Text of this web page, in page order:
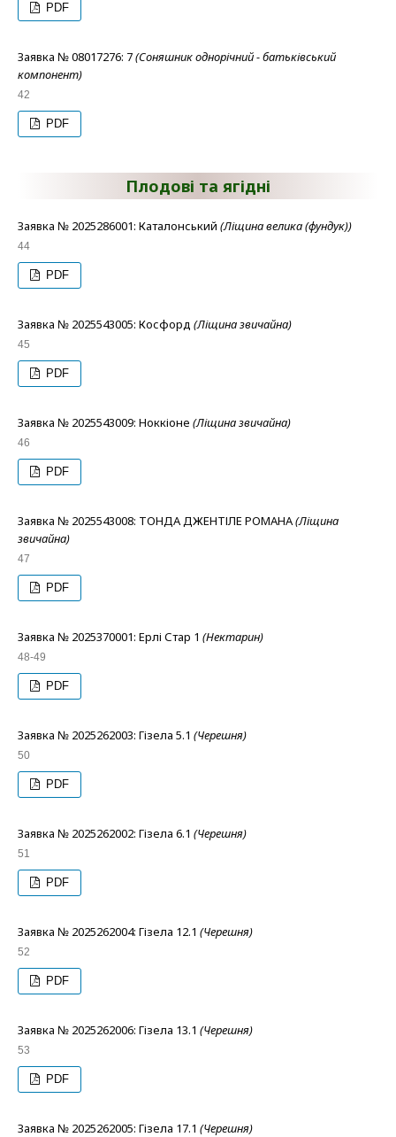
PDF
Заявка № 08017276: 7(Соняшник однорічний - батьківський
компонент)
42
PDF
Плодові та ягідні
Заявка № 2025286001: Каталонський (Ліщина велика (фундук))
44
PDF
Заявка № 2025543005: Косфорд (Ліщина звичайна)
45
PDF
Заявка № 2025543009: Ноккіоне (Ліщина звичайна)
46
PDF
Заявка № 2025543008: ТОНДА ДЖЕНТІЛЕ РОМАНА(Ліщина
звичайна)
47
PDF
Заявка № 2025370001: Ерлі Стар 1 (Нектарин)
48-49
PDF
Заявка № 2025262003: Гізела 5.1 (Черешня)
50
PDF
Заявка № 2025262002: Гізела 6.1 (Черешня)
51
PDF
Заявка № 2025262004: Гізела 12.1 (Черешня)
52
PDF
Заявка № 2025262006: Гізела 13.1 (Черешня)
53
PDF
Заявка № 2025262005: Гізела 17.1 (Черешня)